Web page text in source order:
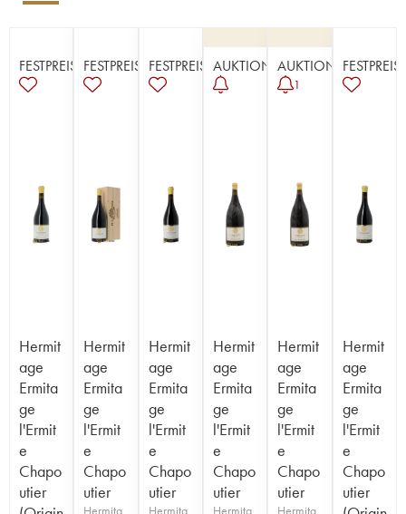
FESTPREISE
Hermit
age
Ermita
ge
l'Ermit
e
Chapo
utier
FESTPREISE
Hermit
age
Ermita
ge
l'Ermit
e
Chapo
utier
Hermita
FESTPREISE
Hermit
age
Ermita
ge
l'Ermit
e
Chapo
utier
Hermita
AUKTION
Hermit
age
Ermita
ge
l'Ermit
e
Chapo
utier
Hermita
AUKTION
1
Hermit
age
Ermita
ge
l'Ermit
e
Chapo
utier
Hermita
Hermit
age
Ermita
ge
l'Ermit
e
Chapo
utier